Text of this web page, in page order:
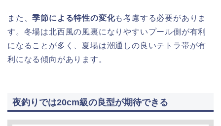
また、季節による特性の変化も考慮する必要がありま
す。冬場は北西風の風裏になりやすいプール側が有利
になることが多く、夏場は潮通しの良いテトラ帯が有
利になる傾向があります。
夜釣りでは20cm級の良型が期待できる